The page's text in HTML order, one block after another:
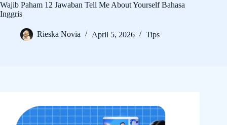
Wajib Paham 12 Jawaban Tell Me About Yourself Bahasa
Inggris
Rieska Novia April 5, 2026 Tips